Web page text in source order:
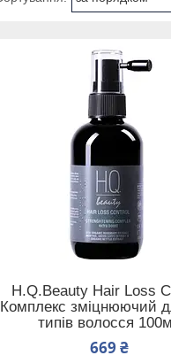
H.Q.Beauty Hair Loss
Комплекс зміцнюючий
типів волосся
669 ₴